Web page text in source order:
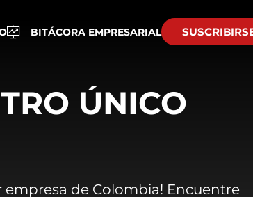
BITÁCORA EMPRESARIAL
ÚNICO
empresa de Colombia! Encuentre